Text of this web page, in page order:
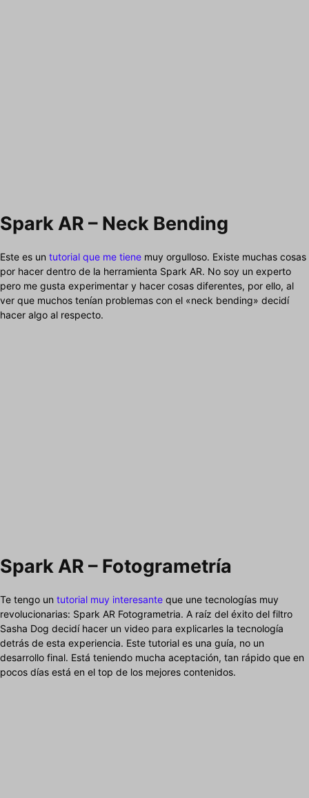
Spark AR – Neck Bending
Este es un tutorial que me tiene muy orgulloso. Existe muchas cosas
por hacer dentro de la herramienta Spark AR. No soy un experto
pero me gusta experimentar y hacer cosas diferentes, por ello, al
ver que muchos tenían problemas con el «neck bending» decidí
hacer algo al respecto.
Spark AR – Fotogrametría
Te tengo un tutorial muy interesante que une tecnologías muy
revolucionarias: Spark AR Fotogrametria. A raíz del éxito del filtro
Sasha Dog decidí hacer un video para explicarles la tecnología
detrás de esta experiencia. Este tutorial es una guía, no un
desarrollo final. Está teniendo mucha aceptación, tan rápido que en
pocos días está en el top de los mejores contenidos.